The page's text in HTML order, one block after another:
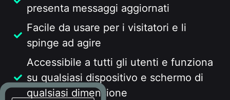
presenta messaggi aggiornati
Facile da usare per i visitatori e li
spinge ad agire
Accessibile a tutti gli utenti e funziona
su qualsiasi dispositivo e schermo di
qualsiasi dimensione